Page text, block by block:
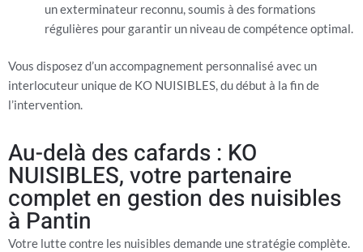
un exterminateur reconnu, soumis à des formations
régulières pour garantir un niveau de compétence optimal.
Vous disposez d’un accompagnement personnalisé avec un
interlocuteur unique de KO NUISIBLES, du début à la fin de
l’intervention.
Au-delà des cafards : KO
NUISIBLES, votre partenaire
complet en gestion des nuisibles
à Pantin
Votre lutte contre les nuisibles demande une stratégie complète.